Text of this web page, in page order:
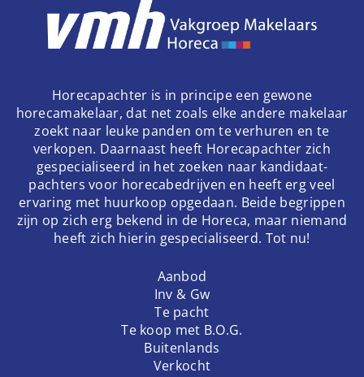
Horecapachter is in principe een gewone
horecamakelaar, dat net zoals elke andere makelaar
zoekt naar leuke panden om te verhuren en te
verkopen. Daarnaast heeft Horecapachter zich
gespecialiseerd in het zoeken naar kandidaat-
pachters voor horecabedrijven en heeft erg veel
ervaring met huurkoop opgedaan. Beide begrippen
zijn op zich erg bekend in de Horeca, maar niemand
heeft zich hierin gespecialiseerd. Tot nu!
Aanbod
Inv & Gw
Te pacht
Te koop met B.O.G.
Buitenlands
Verkocht